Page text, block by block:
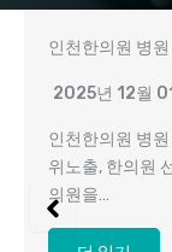
인천한의원 병
2025년 12월
인천한의원 병
위노출, 한의원
의원을…